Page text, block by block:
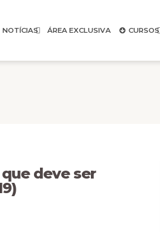
NOTÍCIAS ÁREA EXCLUSIVA CURSOS
que deve ser